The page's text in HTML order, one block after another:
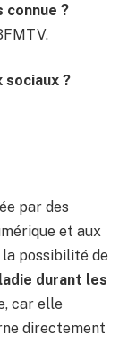
connue ?
sociaux ?
par des
et aux
la possibilité de
durant les
car elle
directement